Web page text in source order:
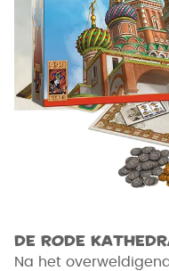
De Rode
Na het